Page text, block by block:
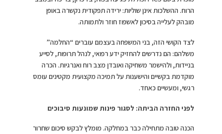
הרוח. ההשלכות אינן שוליות: ירידה תפקודית נקשרה באופן
מובהק לעלייה בסיכון לאשפוז חוזר ולתמותה.
לצד הקושי הזה, בני המשפחה בעצמם עוברים “החלמה”
משלהם: הם נדרשים להחזיק ידע רפואי, לנהל תרופות, לסייע
בניידות, ולהישמר משחיקה ואובדן מצב רוח ואנרגיות. הכרה
מוקדמת בקשיים והישענות על תמיכה מקצועית מקטינים עומס
רגשי, ומעשיים כאחד.
לפני החזרה הביתה: לסגור פינות שמונעות סיבוכים
הכנה טובה מתחילה כבר במחלקה. מומלץ לבקש סיכום שחרור